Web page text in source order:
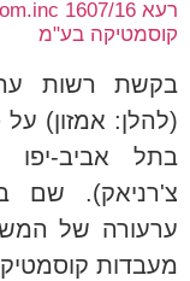
קוסמטיקה בע"מ
(להלן: אמזון)
צ'רניאק). שם
מעבדות